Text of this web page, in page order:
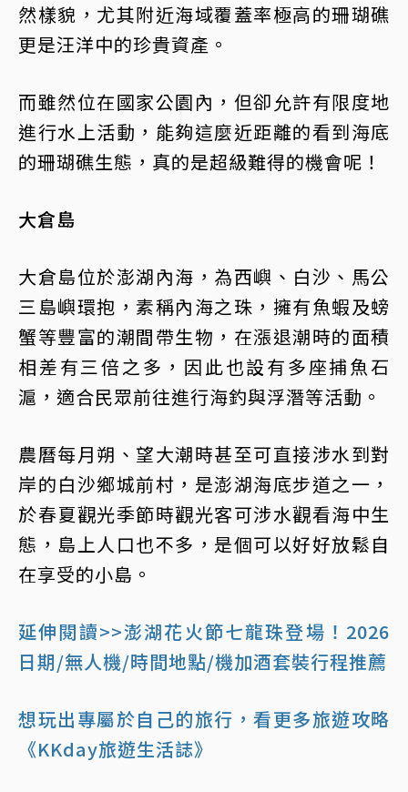
然樣貌，尤其附近海域覆蓋率極高的珊瑚礁
更是汪洋中的珍貴資產。
而雖然位在國家公園內，但卻允許有限度地
進行水上活動，能夠這麼近距離的看到海底
的珊瑚礁生態，真的是超級難得的機會呢！
大倉島
大倉島位於澎湖內海，為西嶼、白沙、馬公
三島嶼環抱，素稱內海之珠，擁有魚蝦及螃
蟹等豐富的潮間帶生物，在漲退潮時的面積
相差有三倍之多，因此也設有多座捕魚石
滬，適合民眾前往進行海釣與浮潛等活動。
農曆每月朔、望大潮時甚至可直接涉水到對
岸的白沙鄉城前村，是澎湖海底步道之一，
於春夏觀光季節時觀光客可涉水觀看海中生
態，島上人口也不多，是個可以好好放鬆自
在享受的小島。
延伸閱讀>>澎湖花火節七龍珠登場！2026
日期/無人機/時間地點/機加酒套裝行程推薦
想玩出專屬於自己的旅行，看更多旅遊攻略
《KKday旅遊生活誌》